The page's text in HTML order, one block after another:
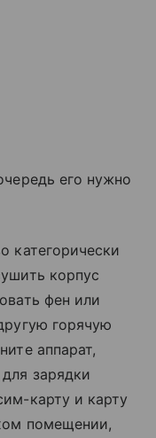
его нужно
категорически
корпус
фен или
горячую
аппарат,
зарядки
карту и карту
помещении,